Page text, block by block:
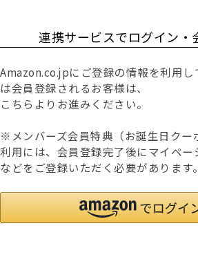
連携サービスでログイン・
Amazon.co.jpにご登録の情報を利用し
は会員登録されるお客様は、
こちらよりお進みください。
※メンバーズ会員特典（お誕生日クー
利用には、会員登録完了後にマイペー
などをご登録いただく必要があります。